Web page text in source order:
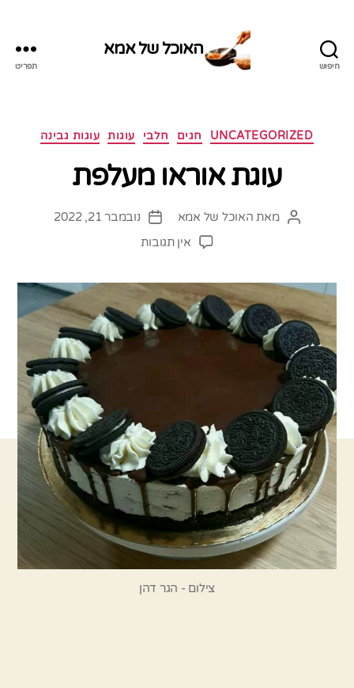
חיפוש
האוכל של אמא
תפריט
קטגוריות UNCATEGORIZED חגים חלבי עוגות עוגות גבינה
עוגת אוראו מעלפת
המחבר
מאת האוכל של אמא
תאריךנובמבר 21, 2022
אין תגובותעל
מעלפת
צילום - הגר דהן